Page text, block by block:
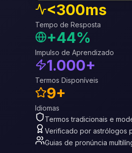
<300ms
Tempo de Resposta
+44%
Impulso de Aprendizado
1.000+
Termos Disponíveis
9+
Idiomas
Termos tradicionais e
Verificado por astrólogos
Guias de pronúncia